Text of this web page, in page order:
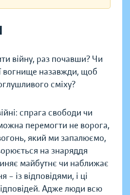
війну, раз почавши? Чи
вогнище назавжди, щоб
сміху?
спрага свободи чи
перемогти не ворога,
який ми запалюємо,
на знаряддя
майбутнє чи наближає
– із відповідями, і ці
Адже люди всю